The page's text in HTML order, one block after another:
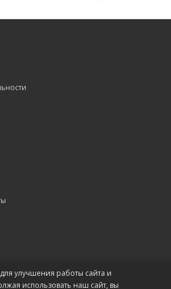
улучшения работы сайта и
использовать наш сайт, вы